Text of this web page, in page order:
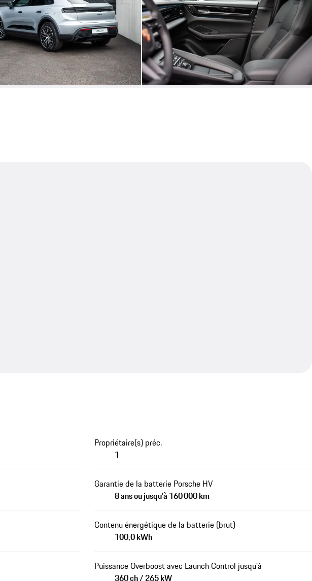
Propriétaire(s) préc.
1
Garantie de la batterie Porsche HV
8 ans ou jusqu'à 160 000 km
Contenu énergétique de la batterie (brut)
100,0 kWh
Puissance Overboost avec Launch Control jusqu'à
360 ch / 265 kW